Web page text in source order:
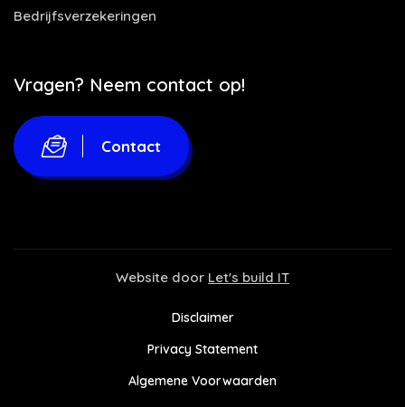
Bedrijfsverzekeringen
Vragen? Neem contact op!
Contact
Website door Let's build IT
Disclaimer
Privacy Statement
Algemene Voorwaarden